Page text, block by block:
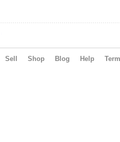
Sell Shop Blog Help